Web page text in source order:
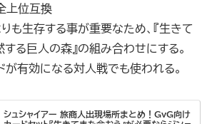
上位互換
も生存する事が重要なため、『生きて
する巨人の森』の組み合わせにする。
有効になる対人戦でも使われる。
シュシャイアー 旅商人出現場所まとめ！GvG向け